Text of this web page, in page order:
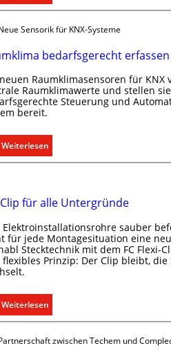
T
r
k
m
m
u
i
k
a
i
o
n
m
i
y
e
Sensorik für KNX-Systeme
bedarfsgerecht
Raumklimasensoren für KNX
Raumklimawerte und stellen
Steuerung und
bereit.
Weiterlesen:
R
m
l
i
m
e
d
für alle Untergründe
Elektroinstallationsrohre sauber
für jede Montagesituation eine
Stecktechnik mit dem FC Flexi-
Prinzip: Der Clip bleibt, die
Weiterlesen:
E
n
zwischen Techem und